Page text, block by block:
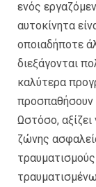
ενός
αυτοκίνητα
οποιαδήποτε
διεξάγονται
καλύτερα
προσπαθήσουν
Ωστόσο,
ζώνης